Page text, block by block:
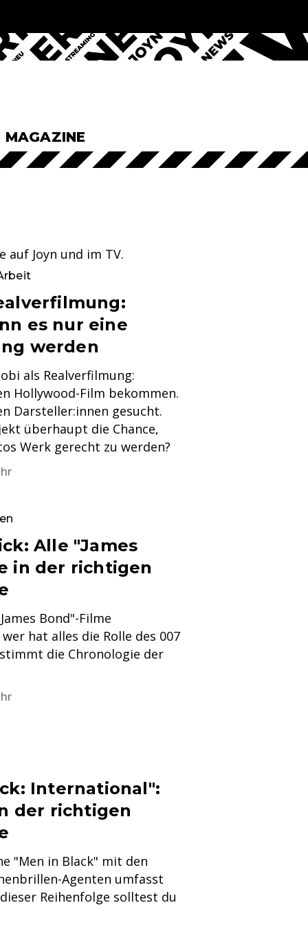
MAGAZINE
Joyn und im TV.
es nur eine
werden
als Realverfilmung:
Hollywood-Film bekommen.
Darsteller:innen gesucht.
überhaupt die Chance,
Werk gerecht zu werden?
Alle "James
in der richtigen
Bond"-Filme
hat alles die Rolle des 007
die Chronologie der
International":
der richtigen
"Men in Black" mit den
Agenten umfasst
Reihenfolge solltest du